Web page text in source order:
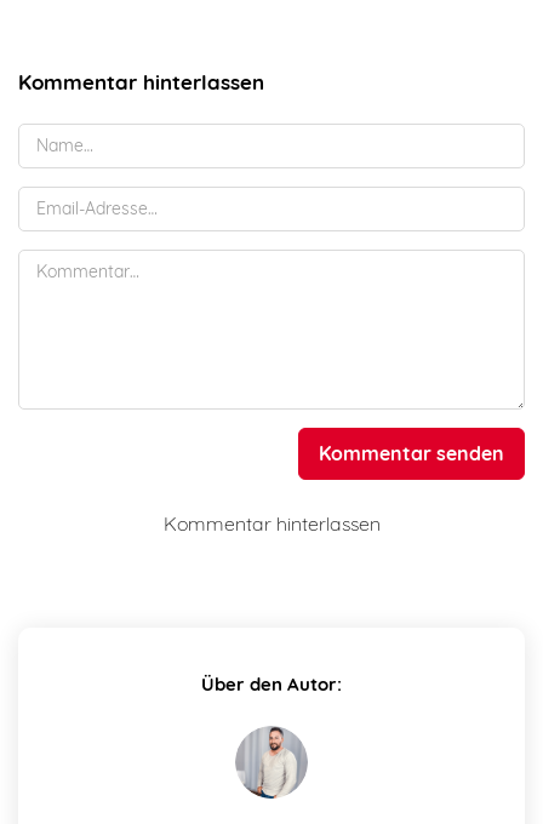
Kommentar hinterlassen
Kommentar senden
Kommentar hinterlassen
Über den Autor: